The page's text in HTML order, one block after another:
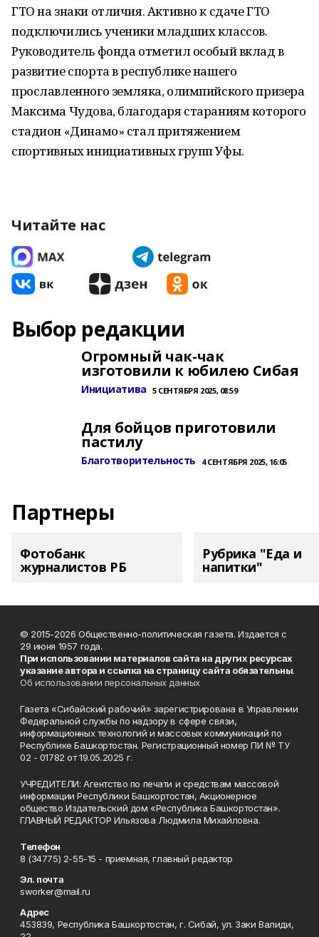
ГТО на знаки отличия. Активно к сдаче ГТО
подключились ученики младших классов.
Руководитель фонда отметил особый вклад в
развитие спорта в республике нашего
прославленного земляка, олимпийского призера
Максима Чудова, благодаря стараниям которого
стадион «Динамо» стал притяжением
спортивных инициативных групп Уфы.
Читайте нас
Выбор редакции
Огромный чак-чак
изготовили к юбилею Сибая
Инициатива 5 СЕНТЯБРЯ 2025, 08:59
Для бойцов приготовили
пастилу
Благотворительность 4 СЕНТЯБРЯ 2025, 16:05
Партнеры
Фотобанк
журналистов РБ
Рубрика "Еда и
напитки"
© 2015-2026 Общественно-политическая газета. Издается с
29 июня 1957 года.
При использовании материалов сайта на других ресурсах
указание автора и ссылка на страницу сайта обязательны.
Об использовании персональных данных
Газета «Сибайский рабочий» зарегистрирована в Управлении
Федеральной службы по надзору в сфере связи,
информационных технологий и массовых коммуникаций по
Республике Башкортостан. Регистрационный номер ПИ № ТУ
02 - 01782 от 19.05.2025 г.
УЧРЕДИТЕЛИ: Агентство по печати и средствам массовой
информации Республики Башкортостан, Акционерное
общество Издательский дом «Республика Башкортостан».
ГЛАВНЫЙ РЕДАКТОР Ильязова Людмила Михайловна.
Телефон
8 (34775) 2-55-15 - приемная, главный редактор
Эл. почта
sworker@mail.ru
Адрес
453839, Республика Башкортостан, г. Сибай, ул. Заки Валиди,